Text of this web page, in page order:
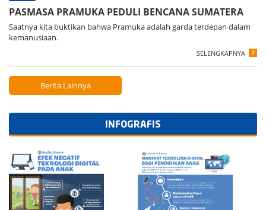
PASMASA PRAMUKA PEDULI BENCANA SUMATERA
Saatnya kita buktikan bahwa Pramuka adalah garda terdepan dalam
kemanusiaan.
SELENGKAPNYA
Berita Lainnya
INFOGRAFIS